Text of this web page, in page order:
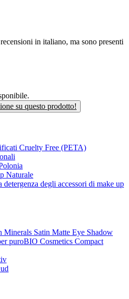
in italiano, ma sono presenti
su questo prodotto!
Cruelty Free (PETA)
Naturale
degli accessori di make up
Minerals Satin Matte Eye Shadow
puroBIO Cosmetics Compact